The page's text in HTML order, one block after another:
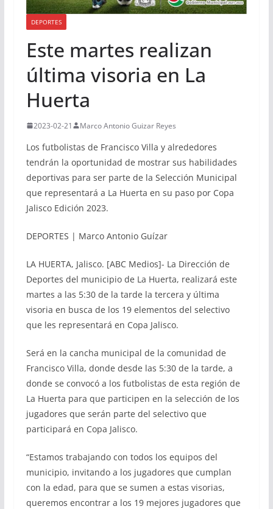
DEPORTES
Este martes realizan
última visoria en La
Huerta
2023-02-21 Marco Antonio Guizar Reyes
Los futbolistas de Francisco Villa y alrededores
tendrán la oportunidad de mostrar sus habilidades
deportivas para ser parte de la Selección Municipal
que representará a La Huerta en su paso por Copa
Jalisco Edición 2023.
DEPORTES | Marco Antonio Guízar
LA HUERTA, Jalisco. [ABC Medios]- La Dirección de
Deportes del municipio de La Huerta, realizará este
martes a las 5:30 de la tarde la tercera y última
visoria en busca de los 19 elementos del selectivo
que les representará en Copa Jalisco.
Será en la cancha municipal de la comunidad de
Francisco Villa, donde desde las 5:30 de la tarde, a
donde se convocó a los futbolistas de esta región de
La Huerta para que participen en la selección de los
jugadores que serán parte del selectivo que
participará en Copa Jalisco.
“Estamos trabajando con todos los equipos del
municipio, invitando a los jugadores que cumplan
con la edad, para que se sumen a estas visorias,
queremos encontrar a los 19 mejores jugadores que